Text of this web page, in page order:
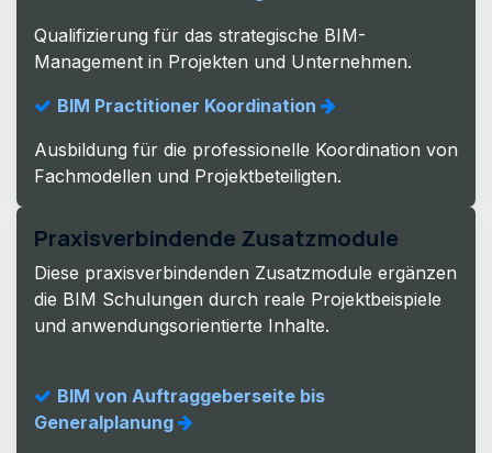
Qualifizierung für das strategische BIM-
Management in Projekten und Unternehmen.
BIM Practitioner Koordination
Ausbildung für die professionelle Koordination von
Fachmodellen und Projektbeteiligten.
Praxisverbindende Zusatzmodule
Diese praxisverbindenden Zusatzmodule ergänzen
die BIM Schulungen durch reale Projektbeispiele
und anwendungsorientierte Inhalte.
BIM von Auftraggeberseite bis
Generalplanung